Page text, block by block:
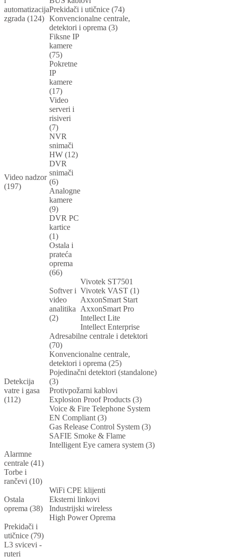
automatizacija
zgrada (124)
Prekidači i utičnice (74)
Konvencionalne centrale,
detektori i oprema (3)
Video nadzor
(197)
Fiksne IP
kamere
(75)
Pokretne
IP
kamere
(17)
Video
serveri i
risiveri
(7)
NVR
snimači
HW (12)
DVR
snimači
(6)
Analogne
kamere
(9)
DVR PC
kartice
(1)
Ostala i
prateća
oprema
(66)
Softver i
video
analitika
(2)
Vivotek ST7501
Vivotek VAST (1)
AxxonSmart Start
AxxonSmart Pro
Intellect Lite
Intellect Enterprise
Detekcija
vatre i gasa
(112)
Adresabilne centrale i detektori
(70)
Konvencionalne centrale,
detektori i oprema (25)
Pojedinačni detektori (standalone)
(3)
Protivpožarni kablovi
Explosion Proof Products (3)
Voice & Fire Telephone System
EN Compliant (3)
Gas Release Control System (3)
SAFIE Smoke & Flame
Intelligent Eye camera system (3)
Alarmne
centrale (41)
Torbe i
rančevi (10)
Ostala
oprema (38)
WiFi CPE klijenti
Eksterni linkovi
Industrijski wireless
High Power Oprema
Prekidači i
utičnice (79)
L3 svicevi -
ruteri